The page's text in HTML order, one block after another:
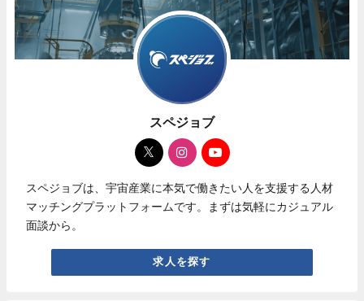
スペジョブ
スペジョブは、宇宙産業に本気で働きたい人を支援する人材
マッチングプラットフォームです。まずは気軽にカジュアル
面談から。
求人を探す